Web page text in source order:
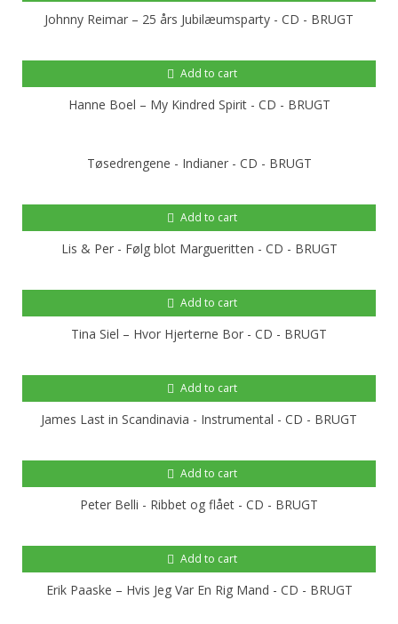
Johnny Reimar ‎– 25 års Jubilæumsparty - CD - BRUGT
Add to cart
Hanne Boel ‎– My Kindred Spirit - CD - BRUGT
Tøsedrengene - Indianer - CD - BRUGT
Add to cart
Lis & Per - Følg blot Margueritten - CD - BRUGT
Add to cart
Tina Siel ‎– Hvor Hjerterne Bor - CD - BRUGT
Add to cart
James Last in Scandinavia - Instrumental - CD - BRUGT
Add to cart
Peter Belli - Ribbet og flået - CD - BRUGT
Add to cart
Erik Paaske ‎– Hvis Jeg Var En Rig Mand - CD - BRUGT